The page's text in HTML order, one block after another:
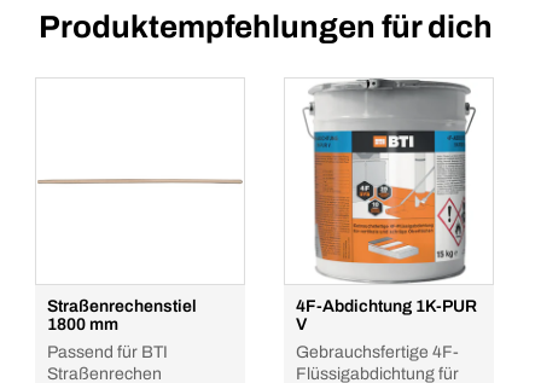
Produktempfehlungen für dich
Straßenrechenstiel
1800 mm
Passend für BTI
Straßenrechen
4F-Abdichtung 1K-PUR
V
Gebrauchsfertige 4F-
Flüssigabdichtung für